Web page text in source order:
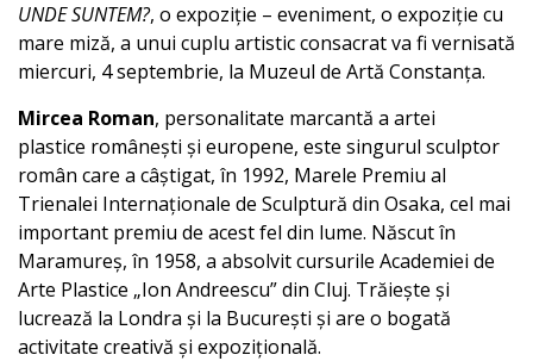
UNDE SUNTEM?, o expoziție – eveniment, o expoziție cu
mare miză, a unui cuplu artistic consacrat va fi vernisată
miercuri, 4 septembrie, la Muzeul de Artă Constanța.
Mircea Roman, personalitate marcantă a artei
plastice românești și europene, este singurul sculptor
român care a câștigat, în 1992, Marele Premiu al
Trienalei Internaționale de Sculptură din Osaka, cel mai
important premiu de acest fel din lume. Născut în
Maramureș, în 1958, a absolvit cursurile Academiei de
Arte Plastice „Ion Andreescu” din Cluj. Trăiește și
lucrează la Londra și la București și are o bogată
activitate creativă și expozițională.